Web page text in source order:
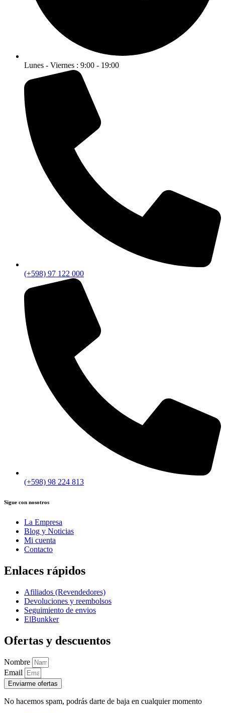
Lunes - Viernes : 9:00 - 19:00
(+598) 97 122 000
(+598) 98 224 813
Sigue con nosotros
La Empresa
Blog y Noticias
Mi cuenta
Contacto
Enlaces rápidos
Afiliados (Revendedores)
Devoluciones y reembolsos
Seguimiento de envios
ElBunkker
Ofertas y descuentos
Nombre
Email
Enviarme ofertas
No hacemos spam, podrás darte de baja en cualquier momento